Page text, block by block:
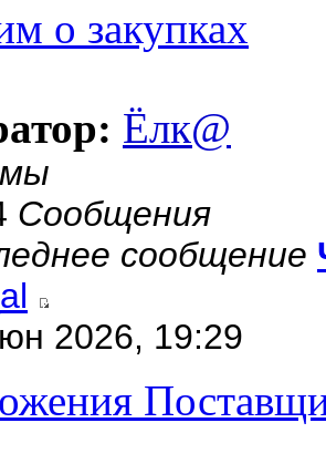
о закупках
Ёлк@
Сообщения
сообщение
2026, 19:29